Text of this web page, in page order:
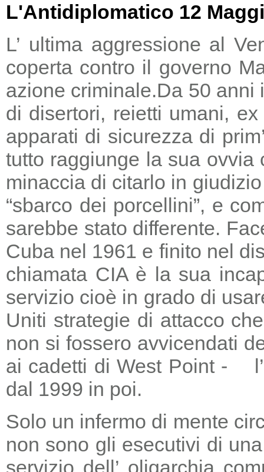
L'Antidiplomatico 12
L’ ultima aggressione al
coperta contro il governo
azione criminale.Da 50 anni
di disertori, reietti umani,
apparati di sicurezza di
tutto raggiunge la sua
minaccia di citarlo in
“sbarco dei porcellini”, e
sarebbe stato differente.
Cuba nel 1961 e finito nel
chiamata CIA è la sua
servizio cioè in grado di
Uniti strategie di attacco
non si fossero avvicendati
ai cadetti di West Point - l’
dal 1999 in poi.
Solo un infermo di mente
non sono gli esecutivi di
servizio dell’ oligarchia